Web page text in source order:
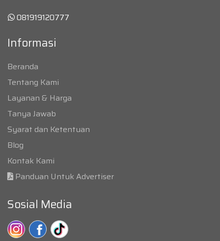
081919120777
Informasi
Beranda
Tentang Kami
Layanan & Harga
Tanya Jawab
Syarat dan Ketentuan
Blog
Kontak Kami
Panduan Untuk Advertiser
Sosial Media